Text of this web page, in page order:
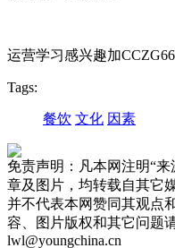
运营学习感兴趣加
Tags:
餐饮 文化 因素
免责声明：凡本网注明“
章及图片，均转载自其它
并不代表本网赞同其观点
容、图片版权和其它问题
lwl@youngchina.cn